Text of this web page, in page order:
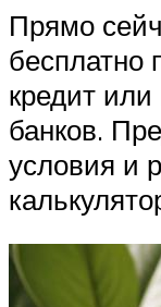
Прямо
бесплатно
кредит или
банков.
условия и